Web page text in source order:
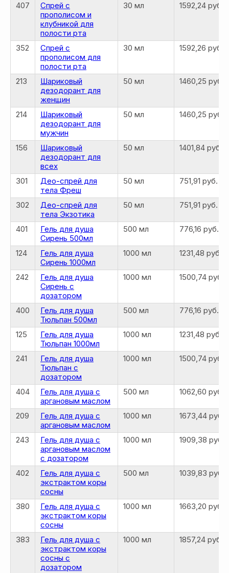
407
Спрей с
прополисом и
клубникой для
полости рта
30 мл 1592,24 руб.
352
Спрей с
прополисом для
полости рта
30 мл 1592,26 руб.
213
Шариковый
дезодорант для
женщин
50 мл 1460,25 руб.
214
Шариковый
дезодорант для
мужчин
50 мл 1460,25 руб.
156
Шариковый
дезодорант для
всех
50 мл 1401,84 руб.
301
Део-спрей для
тела Фреш
50 мл 751,91 руб.
302
Део-спрей для
тела Экзотика
50 мл 751,91 руб.
401
Гель для душа
Сирень 500мл
500 мл 776,16 руб.
124
Гель для душа
Сирень 1000мл
1000 мл 1231,48 руб.
242
Гель для душа
Сирень с
дозатором
1000 мл 1500,74 руб.
400
Гель для душа
Тюльпан 500мл
500 мл 776,16 руб.
125
Гель для душа
Тюльпан 1000мл
1000 мл 1231,48 руб.
241
Гель для душа
Тюльпан с
дозатором
1000 мл 1500,74 руб.
404
Гель для душа с
аргановым маслом
500 мл 1062,60 руб.
209
Гель для душа с
аргановым маслом
1000 мл 1673,44 руб.
243
Гель для душа с
аргановым маслом
с дозатором
1000 мл 1909,38 руб.
402
Гель для душа с
экстрактом коры
сосны
500 мл 1039,83 руб.
380
Гель для душа с
экстрактом коры
сосны
1000 мл 1663,20 руб.
383
Гель для душа с
экстрактом коры
сосны с
дозатором
1000 мл 1857,24 руб.